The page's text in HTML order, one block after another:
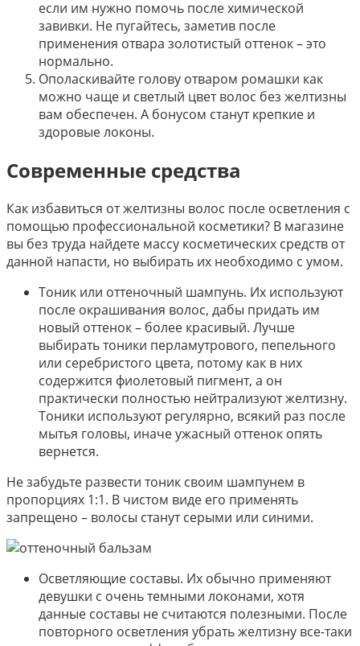
если им нужно помочь после химической
завивки. Не пугайтесь, заметив после
применения отвара золотистый оттенок – это
нормально.
Ополаскивайте голову отваром ромашки как
можно чаще и светлый цвет волос без желтизны
вам обеспечен. А бонусом станут крепкие и
здоровые локоны.
Современные средства
Как избавиться от желтизны волос после осветления с
помощью профессиональной косметики? В магазине
вы без труда найдете массу косметических средств от
данной напасти, но выбирать их необходимо с умом.
Тоник или оттеночный шампунь. Их используют
после окрашивания волос, дабы придать им
новый оттенок – более красивый. Лучше
выбирать тоники перламутрового, пепельного
или серебристого цвета, потому как в них
содержится фиолетовый пигмент, а он
практически полностью нейтрализуют желтизну.
Тоники используют регулярно, всякий раз после
мытья головы, иначе ужасный оттенок опять
вернется.
Не забудьте развести тоник своим шампунем в
пропорциях 1:1. В чистом виде его применять
запрещено – волосы станут серыми или синими.
Осветляющие составы. Их обычно применяют
девушки с очень темными локонами, хотя
данные составы не считаются полезными. После
повторного осветления убрать желтизну все-таки